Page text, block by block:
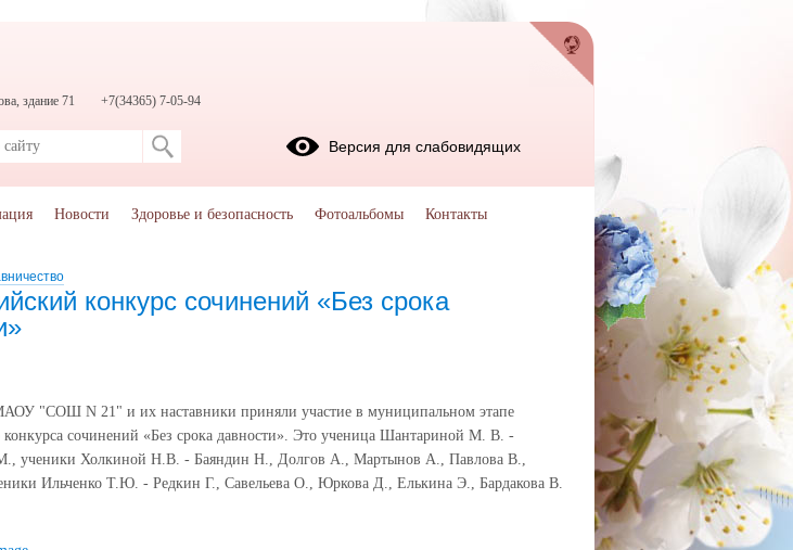
конкурс сочинений «Без срока
"СОШ N 21" и их наставники приняли участие в муниципальном этапе
конкурса сочинений «Без срока давности». Это ученица Шантариной М. В. -
ученики Холкиной Н.В. - Баяндин Н., Долгов А., Мартынов А., Павлова В.,
Ильченко Т.Ю. - Редкин Г., Савельева О., Юркова Д., Елькина Э., Бардакова В.
здание 71 +7(34365) 7-05-94
Версия для слабовидящих
Новости Здоровье и безопасность Фотоальбомы Контакты